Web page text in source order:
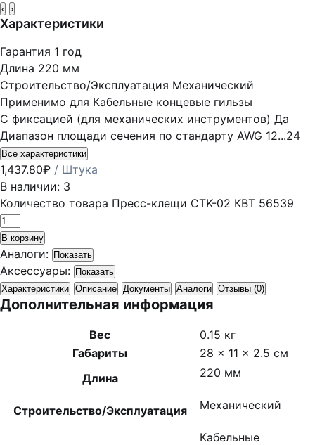
‹ ›
Характеристики
Гарантия 1 год
Длина 220 мм
Строительство/Эксплуатация Механический
Применимо для Кабельные концевые гильзы
С фиксацией (для механических инструментов) Да
Диапазон площади сечения по стандарту AWG 12...24
Все характеристики
1,437.80₽ / Штука
В наличии: 3
Количество товара Пресс-клещи CTK-02 КВТ 56539
В корзину
Аналоги: Показать
Аксессуары: Показать
Характеристики Описание Документы Аналоги Отзывы (0)
Дополнительная информация
Вес
0.15 кг
Габариты
28 × 11 × 2.5 см
Длина
220 мм
Строительство/Эксплуатация Механический
Кабельные